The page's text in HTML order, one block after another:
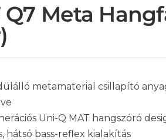
Q7 Meta
metamaterial csillapító
Uni-Q MAT hangszóró
hátsó bass-reflex kialakítás